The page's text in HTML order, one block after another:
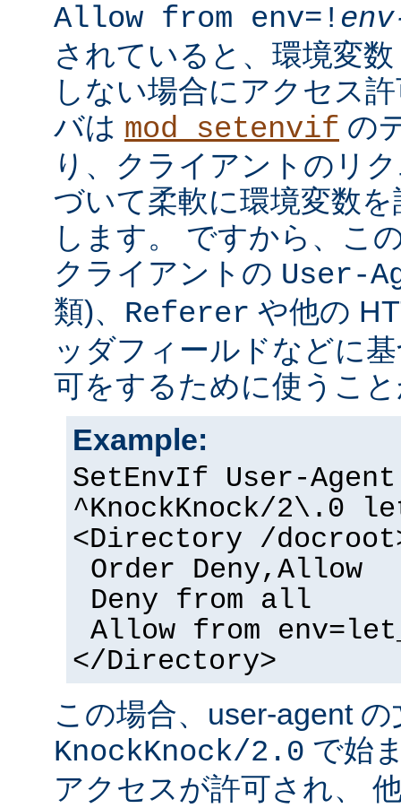
Allow from env=!
されていると、環境変数
しない場合にアクセス
バは mod_setenvif の
り、クライアントのリ
づいて柔軟に環境変数
します。 ですから、こ
クライアントの User-
類)、 Referer や他の
ッダフィールドなどに
可をするために使うこ
Example:
SetEnvIf User-Agent
^KnockKnock/2\.0
<Directory /
Order Deny,Allow
Deny from all
Allow from
</Directory>
この場合、user-agent
KnockKnock/2.0 で始
アクセスが許可され、